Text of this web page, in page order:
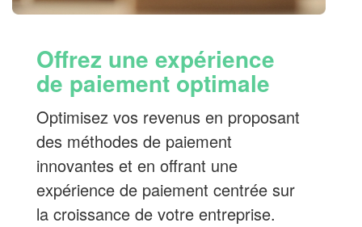
Offrez une expérience
de paiement optimale
Optimisez vos revenus en proposant
des méthodes de paiement
innovantes et en offrant une
expérience de paiement centrée sur
la croissance de votre entreprise.